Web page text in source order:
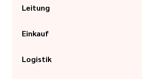
Leitung
Einkauf
Logistik